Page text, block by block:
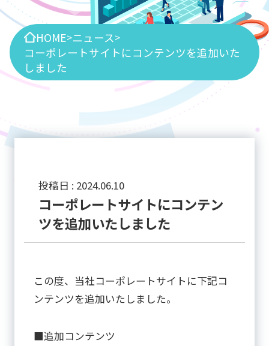
HOME>ニュース>
コーポレートサイトにコンテンツを追加いた
しました
投稿日 : 2024.06.10
コーポレートサイトにコンテン
ツを追加いたしました
この度、当社コーポレートサイトに下記コ
ンテンツを追加いたしました。
■追加コンテンツ